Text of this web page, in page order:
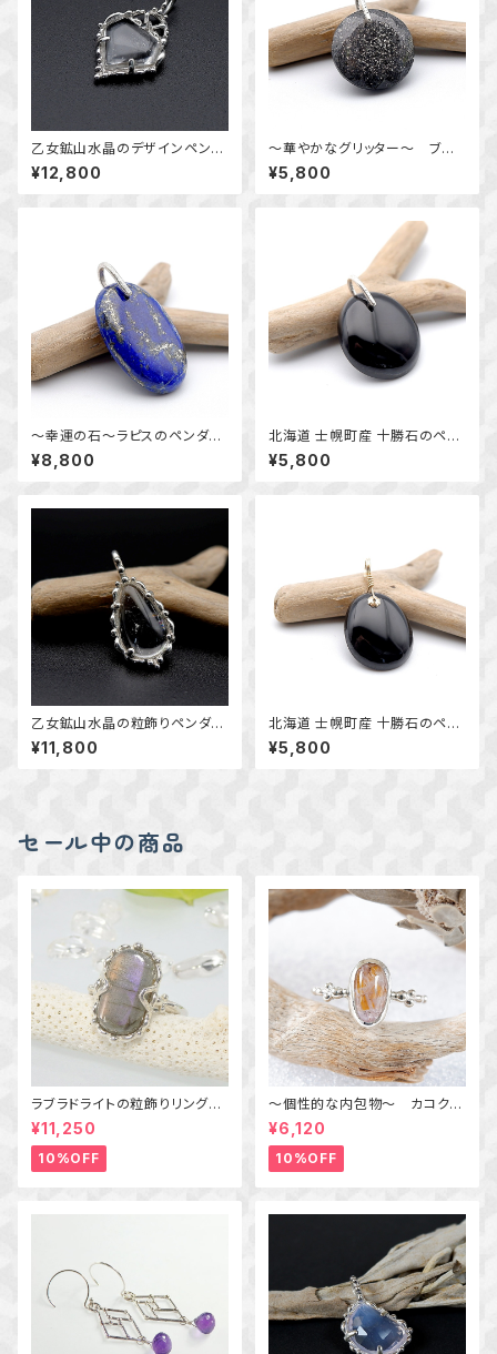
乙女鉱山水晶のデザインペンダ
ント ～国産鉱物～ ＊天然石ア
クセサリー ペンダントトップ
一点物＊
¥12,800
～華やかなグリッター～ ブラッ
クアベンチュリンクォーツのペン
ダント 天然石アクセサリー
一点物
¥5,800
～幸運の石～ラピスのペンダン
ト （挟み込みバチカン） 天然
石アクセサリー 一点物 ペン
ダントトップ macari
¥8,800
北海道 士幌町産 十勝石のペン
ダント 天然石アクセサリー
一点物 macari
¥5,800
乙女鉱山水晶の粒飾りペンダン
ト ～国産鉱物～ ＊天然石アク
セサリー ペンダントトップ 一
点物＊
¥11,800
北海道 士幌町産 十勝石のペン
ダント ｋ14GF 天然石アクセサ
リー 一点物 macari
¥5,800
セール中の商品
ラブラドライトの粒飾りリング
（パープル＆オレンジ） 16号
¥11,250
10%OFF
～個性的な内包物～ カコクセ
ナイトインアメジストの粒飾りリ
ング 10号 天然石アクセサリ
ー 一点物 macari
¥6,120
10%OFF